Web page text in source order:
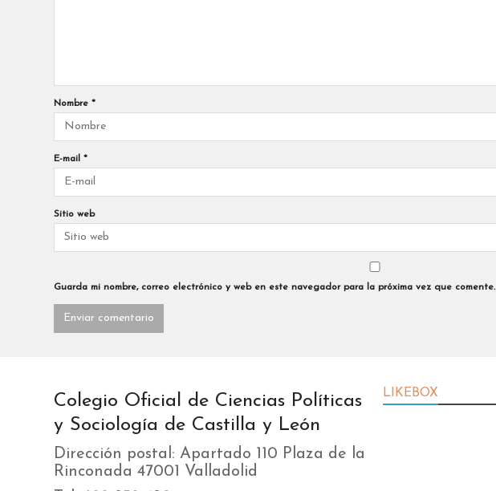
Nombre *
E-mail *
Sitio web
Guarda mi nombre, correo electrónico y web en este navegador para la próxima vez que comente.
Colegio Oficial de Ciencias Políticas
y Sociología de Castilla y León
Dirección postal: Apartado 110 Plaza de la
Rinconada 47001 Valladolid
LIKEBOX